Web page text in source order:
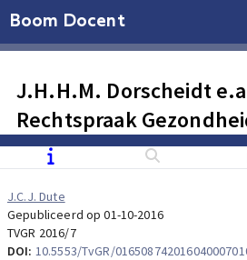
Boom Docent
J.H.H.M. Dorscheidt
Rechtspraak
J.C.J. Dute
Gepubliceerd op 01-10-2016
TVGR 2016/7
DOI: 10.5553/TvGR/